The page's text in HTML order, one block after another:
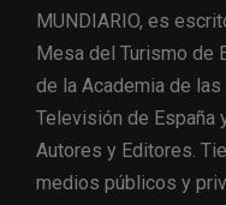
MUNDIARIO, es
Mesa del Turismo de
de la Academia de
Televisión de España
Autores y Editores.
medios públicos y